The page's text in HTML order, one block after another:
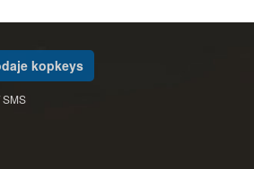
kopkeys
SMS